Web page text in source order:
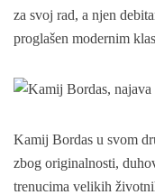
za svoj rad, a njen
proglašen modernim
Kamij Bordas u svom
zbog originalnosti,
trenucima velikih